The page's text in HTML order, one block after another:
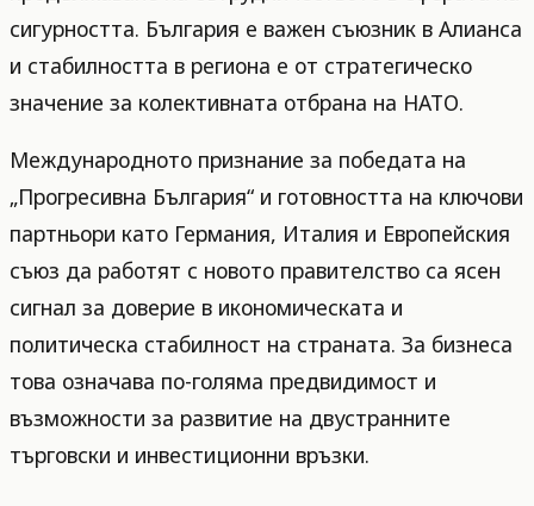
сигурността. България е важен съюзник в Алианса
и стабилността в региона е от стратегическо
значение за колективната отбрана на НАТО.
Международното признание за победата на
„Прогресивна България“ и готовността на ключови
партньори като Германия, Италия и Европейския
съюз да работят с новото правителство са ясен
сигнал за доверие в икономическата и
политическа стабилност на страната. За бизнеса
това означава по-голяма предвидимост и
възможности за развитие на двустранните
търговски и инвестиционни връзки.